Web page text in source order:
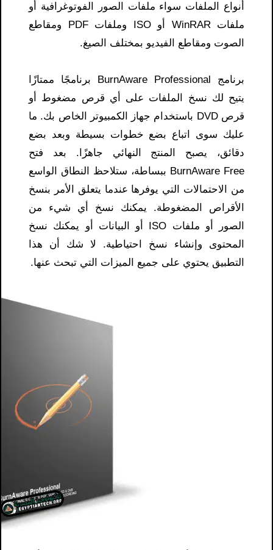
أنواع الملفات سواء ملفات الصور الفوتوغرافية أو
ملفات WinRAR أو ISO وملفات PDF ومقاطع
الصوت ومقاطع الفيديو بمختلف الصيغ.
برنامج BurnAware Professional برنامجًا ممتازًا
يتيح لك نسخ الملفات على أي قرص مضغوط أو
قرص DVD باستخدام جهاز الكمبيوتر الخاص بك. ما
عليك سوى اتباع بضع خطوات بسيطة وبعد بضع
دقائق، يصبح المنتج النهائي جاهزًا. بعد فتح
BurnAware Free ببساطة، ستلاحظ النطاق الواسع
من الاحتمالات التي يوفرها عندما يتعلق الأمر بنسخ
الأقراص المضغوطة. يمكنك نسخ أي شيء من
الصور أو ملفات ISO أو البيانات أو يمكنك نسخ
المحتوى وإنشاء نسخ احتياطية. لا شك أن هذا
التطبيق يحتوي على جميع الميزات التي تبحث عنها.